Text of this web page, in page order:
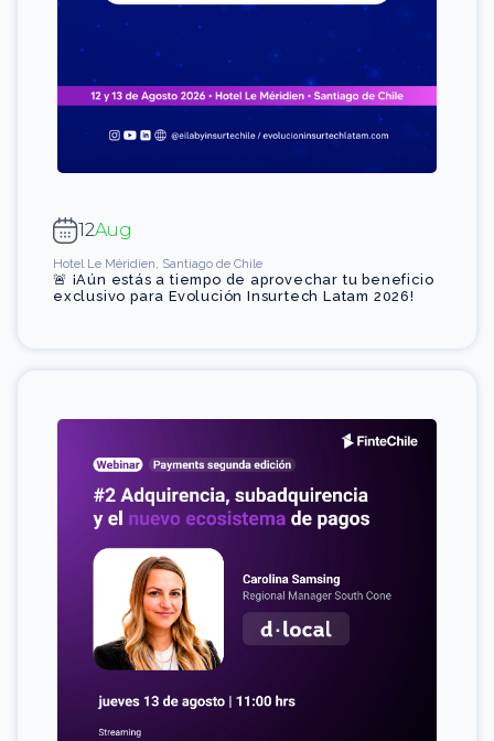
12Aug
Hotel Le Méridien, Santiago de Chile
🚨 ¡Aún estás a tiempo de aprovechar tu beneficio
exclusivo para Evolución Insurtech Latam 2026!